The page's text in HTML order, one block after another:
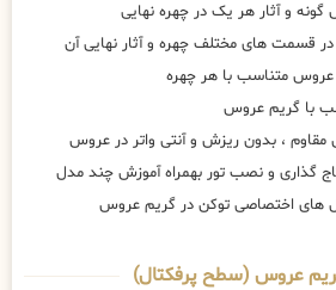
و آثار هر یک در چهره نهایی
در قسمت های مختلف چهره و آثار نهایی آن
متناسب با هر چهره
با گریم عروس
مقاوم ، بدون ریزش و آنتی واتر در عروس
گذاری و نصب تور بهمراه آموزش چند مدل
های اختصاصی توکن در گریم عروس
گریم عروس (سطح پرفکتال)